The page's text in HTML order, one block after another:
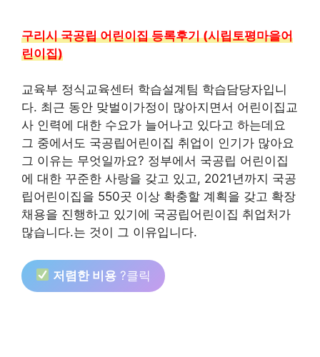
구리시 국공립 어린이집 등록후기 (시립토평마을어
린이집)
교육부 정식교육센터 학습설계팀 학습담당자입니
다. 최근 동안 맞벌이가정이 많아지면서 어린이집교
사 인력에 대한 수요가 늘어나고 있다고 하는데요
그 중에서도 국공립어린이집 취업이 인기가 많아요
그 이유는 무엇일까요? 정부에서 국공립 어린이집
에 대한 꾸준한 사랑을 갖고 있고, 2021년까지 국공
립어린이집을 550곳 이상 확충할 계획을 갖고 확장
채용을 진행하고 있기에 국공립어린이집 취업처가
많습니다.는 것이 그 이유입니다.
저렴한 비용 ?클릭